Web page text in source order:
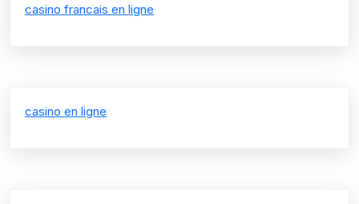
casino francais en ligne
casino en ligne